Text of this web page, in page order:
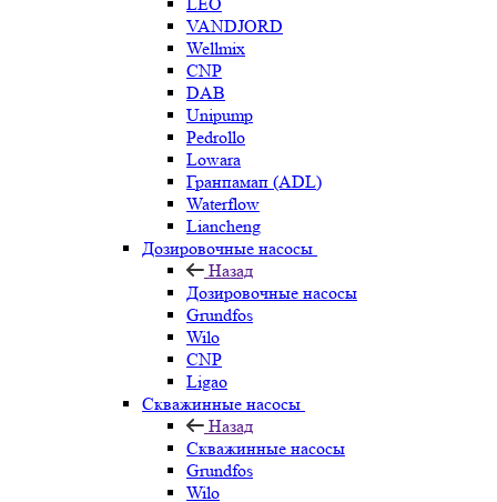
VANDJORD
Wellmix
CNP
DAB
Unipump
Pedrollo
Lowara
Гранпамап (ADL)
Waterflow
Liancheng
Дозировочные насосы
Назад
Дозировочные насосы
Grundfos
Wilo
CNP
Ligao
Скважинные насосы
Назад
Скважинные насосы
Grundfos
Wilo